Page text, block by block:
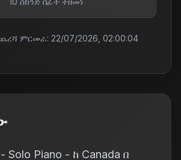
ምርመራ: 22/07/2026, 02:00:04
Solo Piano - ከ Canada በ